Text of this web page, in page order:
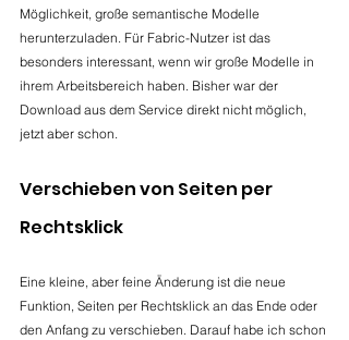
Möglichkeit, große semantische Modelle
herunterzuladen. Für Fabric-Nutzer ist das
besonders interessant, wenn wir große Modelle in
ihrem Arbeitsbereich haben. Bisher war der
Download aus dem Service direkt nicht möglich,
jetzt aber schon.
Verschieben von Seiten per
Rechtsklick
Eine kleine, aber feine Änderung ist die neue
Funktion, Seiten per Rechtsklick an das Ende oder
den Anfang zu verschieben. Darauf habe ich schon